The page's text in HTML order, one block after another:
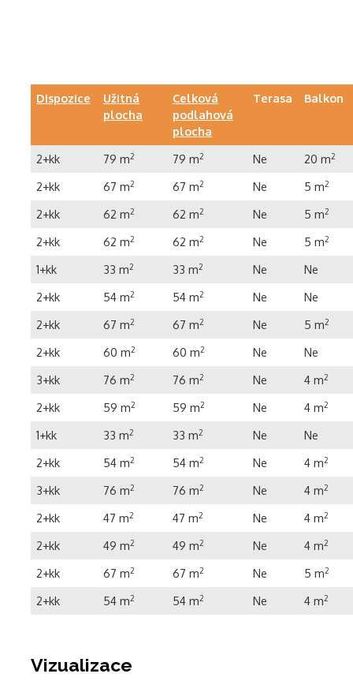
Dispozice
Užitná
plocha
Celková
podlahová
plocha
Terasa Balkon
2+kk 79 m2 79 m2 Ne 20 m2
2+kk 67 m2 67 m2 Ne 5 m2
2+kk 62 m2 62 m2 Ne 5 m2
2+kk 62 m2 62 m2 Ne 5 m2
1+kk 33 m2 33 m2 Ne
Ne
2+kk
54 m2 54 m2 Ne
Ne
2+kk
67 m2 67 m2 Ne 5 m2
2+kk 60 m2 60 m2 Ne
Ne
3+kk
76 m2 76 m2 Ne 4 m2
2+kk 59 m2 59 m2 Ne 4 m2
1+kk 33 m2 33 m2 Ne
Ne
2+kk
54 m2 54 m2 Ne 4 m2
3+kk 76 m2 76 m2 Ne 4 m2
2+kk 47 m2 47 m2 Ne 4 m2
2+kk 49 m2 49 m2 Ne 4 m2
2+kk 67 m2 67 m2 Ne 5 m2
2+kk 54 m2 54 m2 Ne 4 m2
Vizualizace